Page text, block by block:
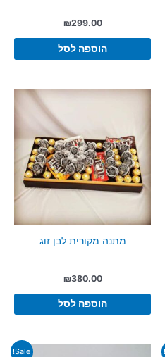
₪299.00
הוספה לסל
מתנה מקורית לבן זוג
₪380.00
הוספה לסל
Sale!